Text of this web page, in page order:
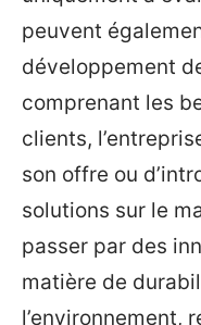
peuvent
développement
comprenant les
clients,
son offre ou
solutions sur le
passer par des
matière de
l’environnement,